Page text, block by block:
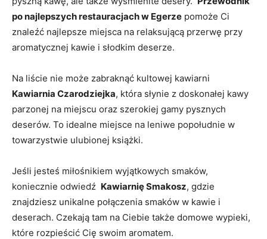
po najlepszych restauracjach w ‌Egerze pomoże​ Ci
znaleźć najlepsze ​miejsca‍ na relaksującą przerwę przy
‌aromatycznej kawie i słodkim deserze.
Na liście nie ⁢może zabraknąć ​kultowej ⁤kawiarni
Kawiarnia Czarodziejka, która słynie z doskonałej kawy
parzonej na miejscu ‍oraz szerokiej gamy​ pysznych
deserów. To idealne miejsce na leniwe ‍popołudnie w
⁣towarzystwie ulubionej książki.
Jeśli jesteś ‍miłośnikiem wyjątkowych smaków,
koniecznie‍ odwiedź ⁣ Kawiarnię ‍Smakosz, ⁢gdzie
znajdziesz unikalne połączenia smaków ⁤w kawie i
‌deserach. Czekają tam ⁤na Ciebie także domowe wypieki,
które‍ rozpieścić Cię⁣ swoim aromatem.